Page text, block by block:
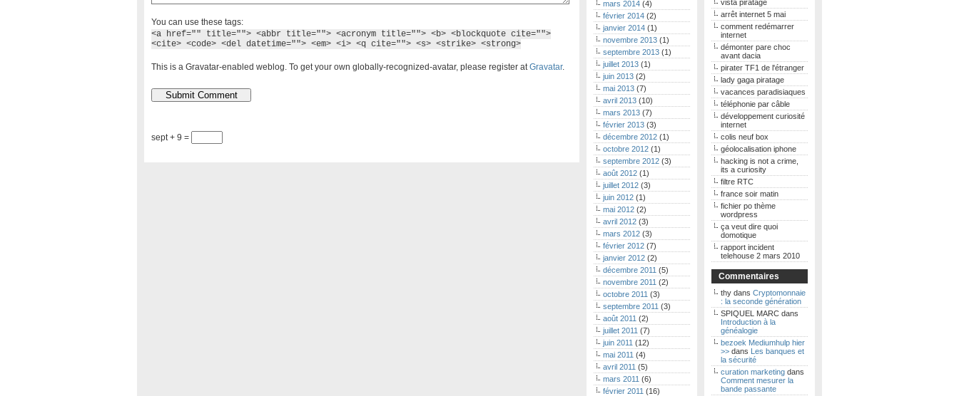
You can use these tags:
<a href="" title=""> <abbr title=""> <acronym title=""> <b> <blockquote cite="">
<cite> <code> <del datetime=""> <em> <i> <q cite=""> <s> <strike> <strong>
This is a Gravatar-enabled weblog. To get your own globally-recognized-avatar, please register at Gravatar.
sept + 9 =
mars 2014 (4)
février 2014 (2)
janvier 2014 (1)
novembre 2013 (1)
septembre 2013 (1)
juillet 2013 (1)
juin 2013 (2)
mai 2013 (7)
avril 2013 (10)
mars 2013 (7)
février 2013 (3)
décembre 2012 (1)
octobre 2012 (1)
septembre 2012 (3)
août 2012 (1)
juillet 2012 (3)
juin 2012 (1)
mai 2012 (2)
avril 2012 (3)
mars 2012 (3)
février 2012 (7)
janvier 2012 (2)
décembre 2011 (5)
novembre 2011 (2)
octobre 2011 (3)
septembre 2011 (3)
août 2011 (2)
juillet 2011 (7)
juin 2011 (12)
mai 2011 (4)
avril 2011 (5)
mars 2011 (6)
février 2011 (16)
vista piratage
arrêt internet 5 mai
comment redémarrer
internet
démonter pare choc
avant dacia
pirater TF1 de l'étranger
lady gaga piratage
vacances paradisiaques
téléphonie par câble
développement curiosité
internet
colis neuf box
géolocalisation iphone
hacking is not a crime,
its a curiosity
filtre RTC
france soir matin
fichier po thème
wordpress
ça veut dire quoi
domotique
rapport incident
telehouse 2 mars 2010
Commentaires
thy dans Cryptomonnaie
: la seconde génération
SPIQUEL MARC dans
Introduction à la
généalogie
bezoek Mediumhulp hier
>> dans Les banques et
la sécurité
curation marketing dans
Comment mesurer la
bande passante